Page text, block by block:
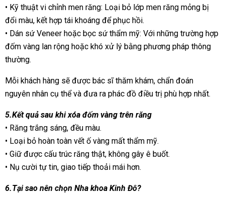
• Kỹ thuật vi chỉnh men răng: Loại bỏ lớp men răng mỏng bị
đổi màu, kết hợp tái khoáng để phục hồi.
• Dán sứ Veneer hoặc bọc sứ thẩm mỹ: Với những trường hợp
đốm vàng lan rộng hoặc khó xử lý bằng phương pháp thông
thường.
Mỗi khách hàng sẽ được bác sĩ thăm khám, chẩn đoán
nguyên nhân cụ thể và đưa ra phác đồ điều trị phù hợp nhất.
5.Kết quả sau khi xóa đốm vàng trên răng
• Răng trắng sáng, đều màu.
• Loại bỏ hoàn toàn vết ố vàng mất thẩm mỹ.
• Giữ được cấu trúc răng thật, không gây ê buốt.
• Nụ cười tự tin, giao tiếp thoải mái hơn.
6.Tại sao nên chọn Nha khoa Kinh Đô?